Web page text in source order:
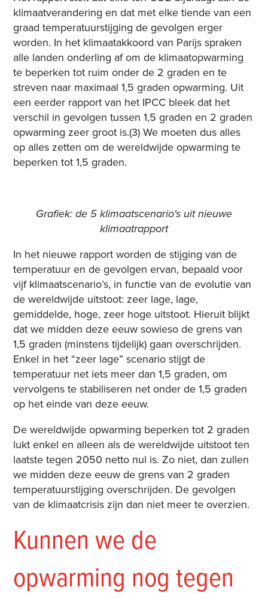
klimaatverandering en dat met elke tiende van een
graad temperatuurstijging de gevolgen erger
worden. In het klimaatakkoord van Parijs spraken
alle landen onderling af om de klimaatopwarming
te beperken tot ruim onder de 2 graden en te
streven naar maximaal 1,5 graden opwarming. Uit
een eerder rapport van het IPCC bleek dat het
verschil in gevolgen tussen 1,5 graden en 2 graden
opwarming zeer groot is.(3) We moeten dus alles
op alles zetten om de wereldwijde opwarming te
beperken tot 1,5 graden.
Grafiek: de 5 klimaatscenario's uit nieuwe
klimaatrapport
In het nieuwe rapport worden de stijging van de
temperatuur en de gevolgen ervan, bepaald voor
vijf klimaatscenario’s, in functie van de evolutie van
de wereldwijde uitstoot: zeer lage, lage,
gemiddelde, hoge, zeer hoge uitstoot. Hieruit blijkt
dat we midden deze eeuw sowieso de grens van
1,5 graden (minstens tijdelijk) gaan overschrijden.
Enkel in het “zeer lage” scenario stijgt de
temperatuur net iets meer dan 1,5 graden, om
vervolgens te stabiliseren net onder de 1,5 graden
op het einde van deze eeuw.
De wereldwijde opwarming beperken tot 2 graden
lukt enkel en alleen als de wereldwijde uitstoot ten
laatste tegen 2050 netto nul is. Zo niet, dan zullen
we midden deze eeuw de grens van 2 graden
temperatuurstijging overschrijden. De gevolgen
van de klimaatcrisis zijn dan niet meer te overzien.
Kunnen we de
opwarming nog tegen